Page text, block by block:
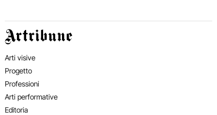
Artribune
Arti visive
Progetto
Professioni
Arti performative
Editoria